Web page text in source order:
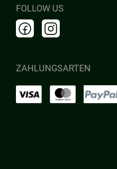
FOLLOW US
ZAHLUNGSARTEN